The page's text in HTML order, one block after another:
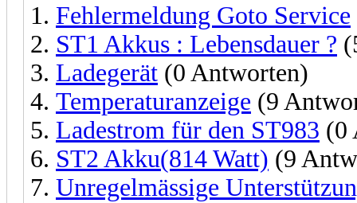
Fehlermeldung Goto Service
ST1 Akkus : Lebensdauer ?
Ladegerät (0 Antworten)
Temperaturanzeige (9
Ladestrom für den ST983 (0
ST2 Akku(814 Watt) (9
Unregelmässige